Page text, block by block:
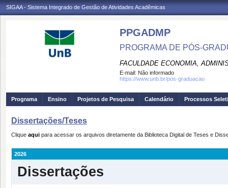
SIGAA - Sistema Integrado de Gestão de Atividades Acadêmicas
PPGADMP
PROGRAMA DE PÓS-
FACULDADE ECONOMIA,
E-mail: Não informado
https://www.unb.br/pos-graduacao
Programa Ensino Projetos de Pesquisa Calendário Processos
Dissertações/Teses
Clique aqui para acessar os arquivos diretamente da Biblioteca Digital de Teses e
2026
Dissertações